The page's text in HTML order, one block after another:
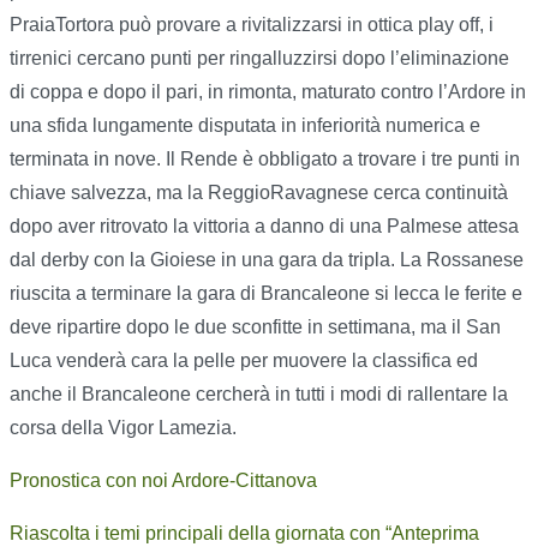
PraiaTortora può provare a rivitalizzarsi in ottica play off, i
tirrenici cercano punti per ringalluzzirsi dopo l’eliminazione
di coppa e dopo il pari, in rimonta, maturato contro l’Ardore in
una sfida lungamente disputata in inferiorità numerica e
terminata in nove. Il Rende è obbligato a trovare i tre punti in
chiave salvezza, ma la ReggioRavagnese cerca continuità
dopo aver ritrovato la vittoria a danno di una Palmese attesa
dal derby con la Gioiese in una gara da tripla. La Rossanese
riuscita a terminare la gara di Brancaleone si lecca le ferite e
deve ripartire dopo le due sconfitte in settimana, ma il San
Luca venderà cara la pelle per muovere la classifica ed
anche il Brancaleone cercherà in tutti i modi di rallentare la
corsa della Vigor Lamezia.
Pronostica con noi Ardore-Cittanova
Riascolta i temi principali della giornata con “Anteprima